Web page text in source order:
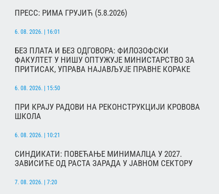
ПРЕСС: РИМА ГРУЈИЋ (5.8.2026)
6. 08. 2026. | 16:01
БЕЗ ПЛАТА И БЕЗ ОДГОВОРА: ФИЛОЗОФСКИ
ФАКУЛТЕТ У НИШУ ОПТУЖУЈЕ МИНИСТАРСТВО ЗА
ПРИТИСАК, УПРАВА НАЈАВЉУЈЕ ПРАВНЕ КОРАКЕ
6. 08. 2026. | 15:50
ПРИ КРАЈУ РАДОВИ НА РЕКОНСТРУКЦИЈИ КРОВОВА
ШКОЛА
6. 08. 2026. | 10:21
СИНДИКАТИ: ПОВЕЋАЊЕ МИНИМАЛЦА У 2027.
ЗАВИСИЋЕ ОД РАСТА ЗАРАДА У ЈАВНОМ СЕКТОРУ
7. 08. 2026. | 7:20